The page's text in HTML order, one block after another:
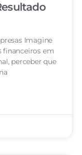
Imagine
financeiros em
perceber que